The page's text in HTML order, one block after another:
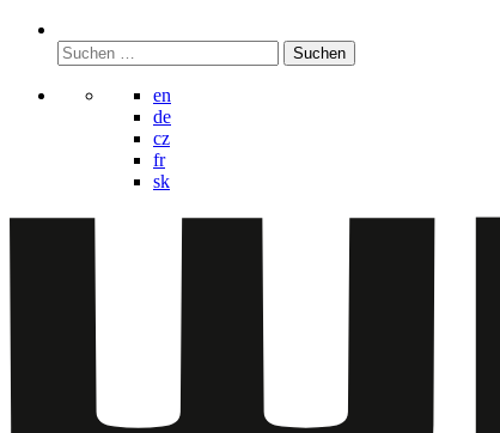
Suchen
nach:
en
de
cz
fr
sk